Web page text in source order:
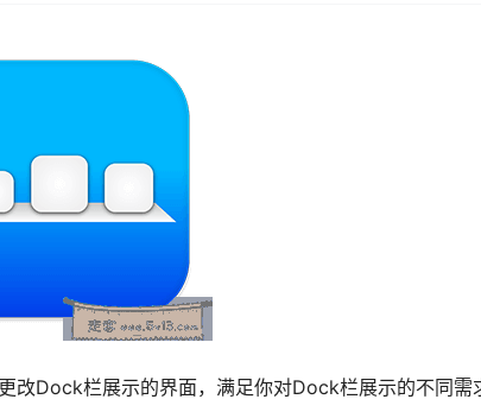
Dock栏展示的界面，满足你对Dock栏展示的不同需